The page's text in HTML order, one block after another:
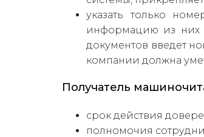
указать только
информацию из них
документов введет
компании должна
Получатель
срок действия
полномочия